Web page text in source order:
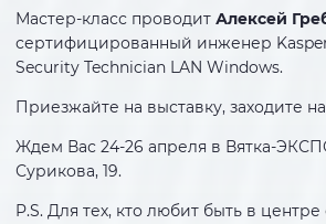
Мастер-класс проводит Алексей
сертифицированный инженер
Security Technician LAN Windows.
Приезжайте на выставку, заходите
Ждем Вас 24-26 апреля в Вятка-
Сурикова, 19.
P.S. Для тех, кто любит быть в